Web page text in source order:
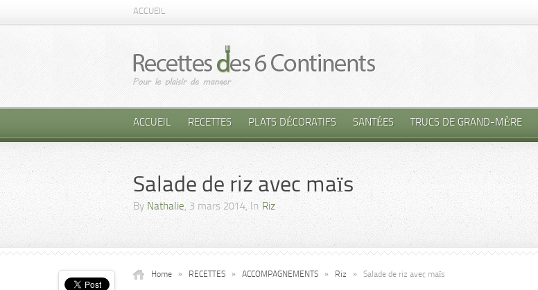
ACCUEIL
ACCUEIL RECETTES PLATS DÉCORATIFS SANTÉES TRUCS DE GRAND-MÈRE
Salade de riz avec maïs
By Nathalie, 3 mars 2014, In Riz
Home » RECETTES » ACCOMPAGNEMENTS » Riz » Salade de riz avec maïs